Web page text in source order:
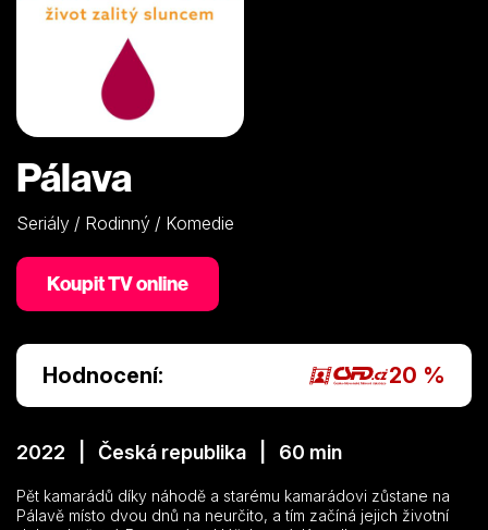
Pálava
Seriály / Rodinný / Komedie
Koupit TV online
Hodnocení: 20 %
2022 | Česká republika | 60 min
Pět kamarádů díky náhodě a starému kamarádovi zůstane na
Pálavě místo dvou dnů na neurčito, a tím začíná jejich životní